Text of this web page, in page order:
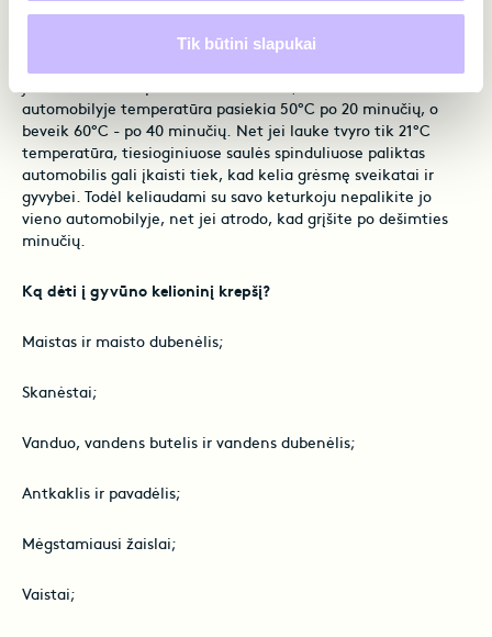
Tik būtini slapukai
Vasarą, šiltą pavasarį ir rudenį saulėje paliktas automobilis
jei lauke oro temperatūra siekia 33°C, stovinčiame
automobilyje temperatūra pasiekia 50°C po 20 minučių, o
beveik 60°C - po 40 minučių. Net jei lauke tvyro tik 21°C
temperatūra, tiesioginiuose saulės spinduliuose paliktas
automobilis gali įkaisti tiek, kad kelia grėsmę sveikatai ir
gyvybei. Todėl keliaudami su savo keturkoju nepalikite jo
vieno automobilyje, net jei atrodo, kad grįšite po dešimties
minučių.
Ką dėti į gyvūno kelioninį krepšį?
Maistas ir maisto dubenėlis;
Skanėstai;
Vanduo, vandens butelis ir vandens dubenėlis;
Antkaklis ir pavadėlis;
Mėgstamiausi žaislai;
Vaistai;